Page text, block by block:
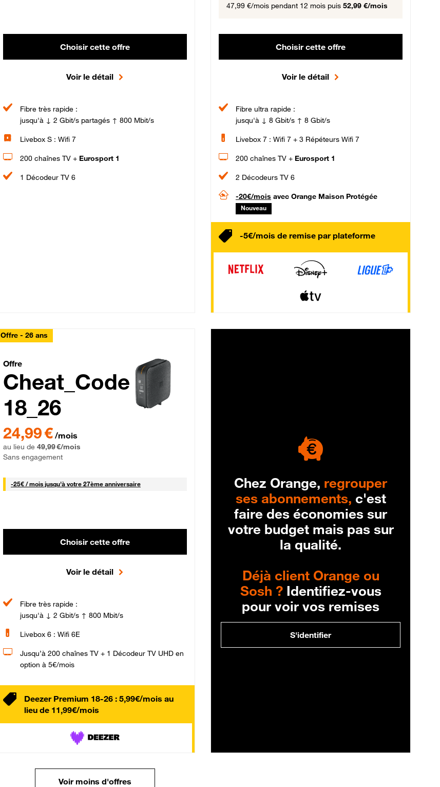
Choisir cette offre
Voir le détail
Fibre très rapide :
jusqu'à ↓ 2 Gbit/s partagés ↑ 800 Mbit/s
Livebox S : Wifi 7
200 chaînes TV + Eurosport 1
1 Décodeur TV 6
47,99 €/mois pendant 12 mois puis 52,99 €/mois
Choisir cette offre
Voir le détail
Fibre ultra rapide :
jusqu'à ↓ 8 Gbit/s ↑ 8 Gbit/s
Livebox 7 : Wifi 7 + 3 Répéteurs Wifi 7
200 chaînes TV + Eurosport 1
2 Décodeurs TV 6
-20€/mois avec Orange Maison Protégée
Nouveau
-5€/mois de remise par plateforme
Offre - 26 ans
Cheat_Code Fibre_18_26
Offre
Cheat_Code
18_26
24,99 € /mois
au lieu de 49,99 €/mois
Sans engagement
-25€ / mois25 € par mois
jusqu'à votre 27ème anniversaire
Choisir cette offre
Voir le détail
Fibre très rapide :
jusqu'à ↓ 2 Gbit/s ↑ 800 Mbit/s
Livebox 6 : Wifi 6E
Jusqu’à 200 chaînes TV + 1 Décodeur TV UHD en
option à 5€/mois
Deezer Premium 18-26 : 5,99€/mois au
lieu de 11,99€/mois
Chez Orange, regrouper
ses abonnements, c'est
faire des économies sur
votre budget mais pas sur
la qualité.
Déjà client Orange ou
Sosh ?Identifiez-vous
pour voir vos remises
S'identifier
Voir moins d'offres